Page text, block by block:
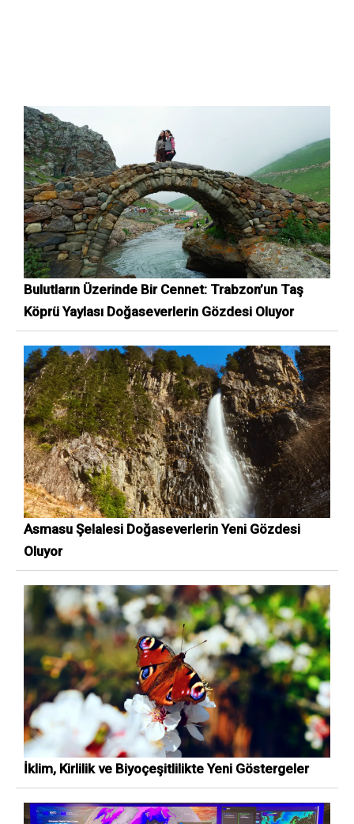
Bulutların Üzerinde Bir Cennet: Trabzon’un Taş
Köprü Yaylası Doğaseverlerin Gözdesi Oluyor
Asmasu Şelalesi Doğaseverlerin Yeni Gözdesi
Oluyor
İklim, Kirlilik ve Biyoçeşitlilikte Yeni Göstergeler